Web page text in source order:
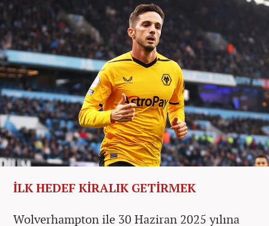
İLK HEDEF KİRALIK GETİRMEK
Wolverhampton ile 30 Haziran 2025 yılına